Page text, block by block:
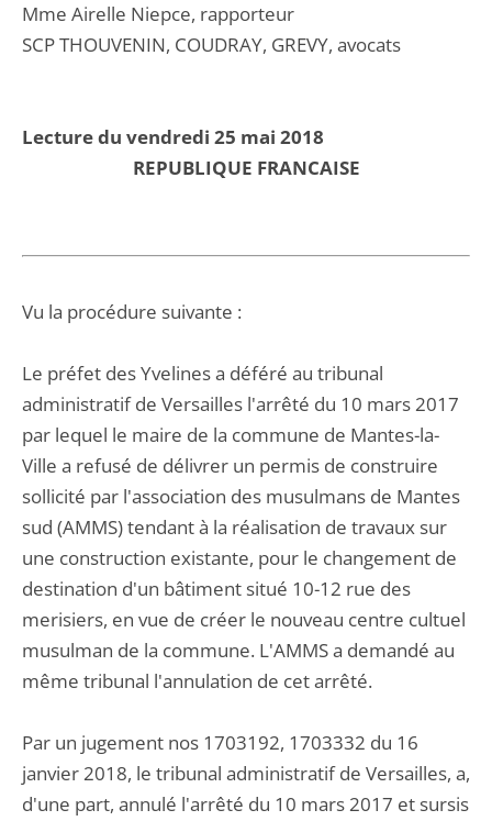
Mme Airelle Niepce, rapporteur
SCP THOUVENIN, COUDRAY, GREVY, avocats
Lecture du vendredi 25 mai 2018
REPUBLIQUE FRANCAISE
Vu la procédure suivante :
Le préfet des Yvelines a déféré au tribunal
administratif de Versailles l'arrêté du 10 mars 2017
par lequel le maire de la commune de Mantes-la-
Ville a refusé de délivrer un permis de construire
sollicité par l'association des musulmans de Mantes
sud (AMMS) tendant à la réalisation de travaux sur
une construction existante, pour le changement de
destination d'un bâtiment situé 10-12 rue des
merisiers, en vue de créer le nouveau centre cultuel
musulman de la commune. L'AMMS a demandé au
même tribunal l'annulation de cet arrêté.
Par un jugement nos 1703192, 1703332 du 16
janvier 2018, le tribunal administratif de Versailles, a,
d'une part, annulé l'arrêté du 10 mars 2017 et sursis